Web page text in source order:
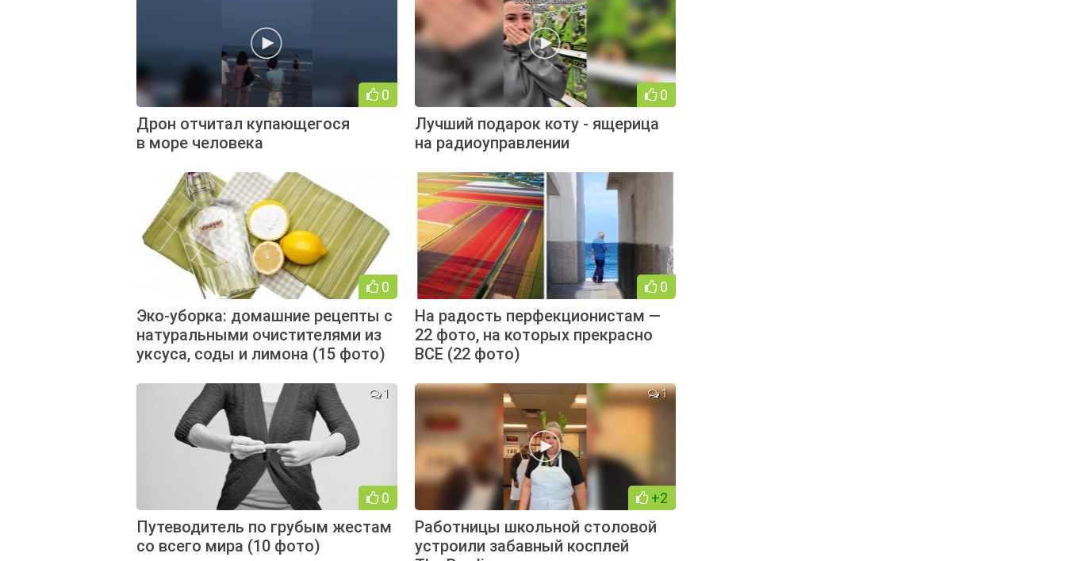
0
Дрон отчитал купающегося
в море человека
0
Лучший подарок коту - ящерица
на радиоуправлении
0
Эко-уборка: домашние рецепты с
натуральными очистителями из
уксуса, соды и лимона (15 фото)
0
На радость перфекционистам —
22 фото, на которых прекрасно
ВСЕ (22 фото)
0
1
Путеводитель по грубым жестам
со всего мира (10 фото)
+2
1
Работницы школьной столовой
устроили забавный косплей